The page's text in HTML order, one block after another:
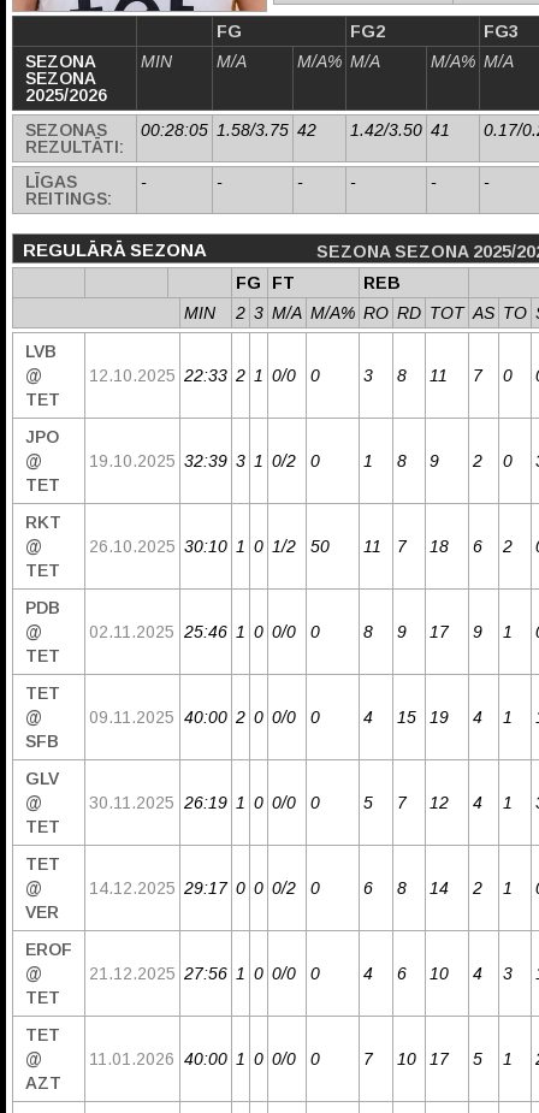
FG FG2
FG3
SEZONA
SEZONA
2025/2026
MIN M/A M/A% M/A M/A% M/A
SEZONAS
REZULTĀTI:
00:28:05 1.58/3.75 42 1.42/3.50 41 0.17/
LĪGAS
REITINGS:
- - - - - -
REGULĀRĀ SEZONA
SEZONA SEZONA 2025/
FG
FT
REB
MIN
2 3 M/A M/A% RO RD TOT AS TO
LVB
@
TET
12.10.2025 22:33 2 1 0/0 0 3 8 11 7 0
JPO
@
TET
19.10.2025 32:39 3 1 0/2 0 1 8 9 2 0
RKT
@
TET
26.10.2025 30:10 1 0 1/2 50 11 7 18 6 2
PDB
@
TET
02.11.2025 25:46 1 0 0/0 0 8 9 17 9 1
TET
@
SFB
09.11.2025 40:00 2 0 0/0 0 4 15 19 4 1
GLV
@
TET
30.11.2025 26:19 1 0 0/0 0 5 7 12 4 1
TET
@
VER
14.12.2025 29:17 0 0 0/2 0 6 8 14 2 1
EROF
@
TET
21.12.2025 27:56 1 0 0/0 0 4 6 10 4 3
TET
@
AZT
11.01.2026 40:00 1 0 0/0 0 7 10 17 5 1